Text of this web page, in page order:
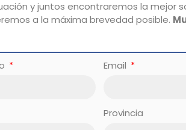
y juntos encontraremos la mejor
a la máxima brevedad posible.
Email
Provincia